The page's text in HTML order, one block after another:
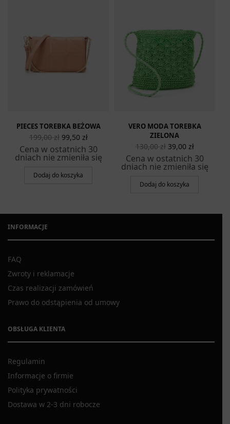
PIECES TOREBKA BEŻOWA
199,00zł Pierwotna
cena
wynosiła:
199,00 zł.
99,50 złAktualna
cena
wynosi:
99,50 zł.
Cena w ostatnich 30
dniach nie zmieniła się
Dodaj do koszyka
VERO MODA TOREBKA
ZIELONA
130,00zł Pierwotna
cena
wynosiła:
130,00 zł.
39,00 złAktualna
cena
wynosi:
39,00 zł.
Cena w ostatnich 30
dniach nie zmieniła się
Dodaj do koszyka
INFORMACJE
FAQ
Zwroty i reklamacje
Czas realizacji zamówień
Prawo do odstąpienia od umowy
OBSŁUGA KLIENTA
Regulamin
Informacje o firmie
Polityka prywatności
Dostawa w 2-3 dni robocze